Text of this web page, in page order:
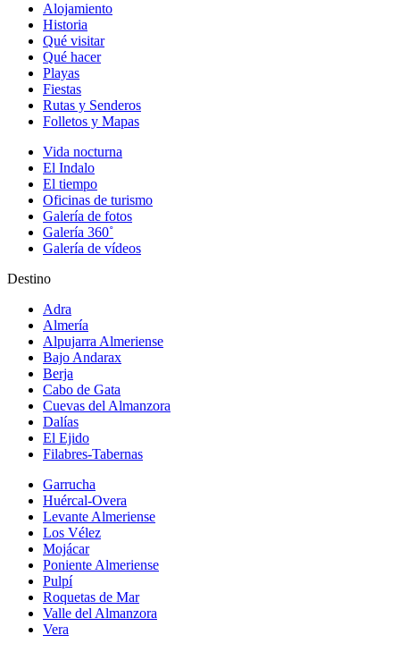
Alojamiento
Historia
Qué visitar
Qué hacer
Playas
Fiestas
Rutas y Senderos
Folletos y Mapas
Vida nocturna
El Indalo
El tiempo
Oficinas de turismo
Galería de fotos
Galería 360˚
Galería de vídeos
Destino
Adra
Almería
Alpujarra Almeriense
Bajo Andarax
Berja
Cabo de Gata
Cuevas del Almanzora
Dalías
El Ejido
Filabres-Tabernas
Garrucha
Huércal-Overa
Levante Almeriense
Los Vélez
Mojácar
Poniente Almeriense
Pulpí
Roquetas de Mar
Valle del Almanzora
Vera